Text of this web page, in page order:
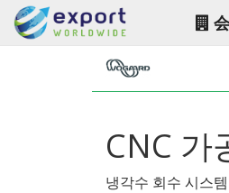
CNC 가
냉각수 회수 시스템